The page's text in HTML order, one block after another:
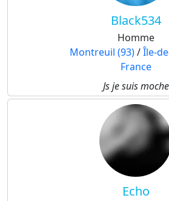
Black534
Homme
Montreuil (93)/Île-
France
Js je suis moche
Echo